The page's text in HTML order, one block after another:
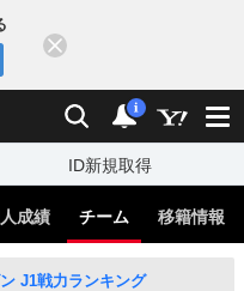
検索 通知
i
ID新規取得
成績 チーム 移籍情報
J1戦力ランキング